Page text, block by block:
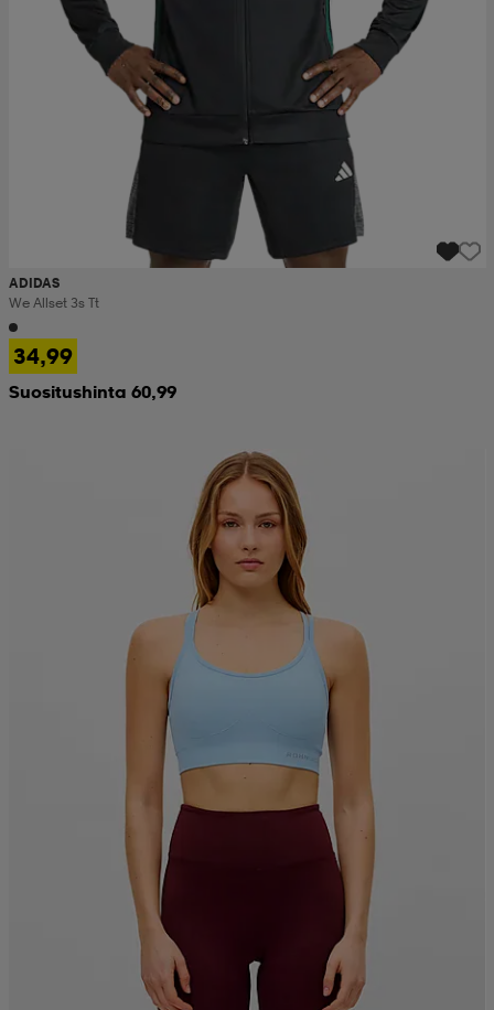
ADIDAS
We Allset 3s Tt
34,99
Suositushinta 60,99